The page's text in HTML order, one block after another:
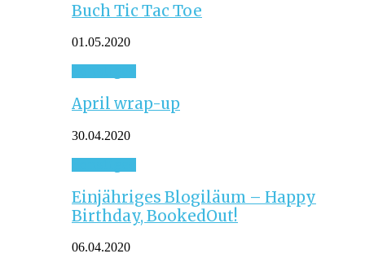
Buch Tic Tac Toe
01.05.2020
April wrap-up
30.04.2020
Einjähriges Blogiläum – Happy
Birthday, BookedOut!
06.04.2020